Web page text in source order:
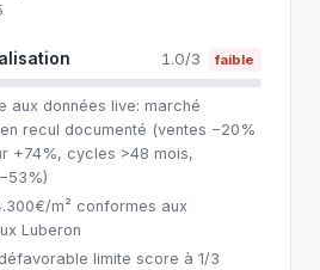
1.0/3 faible
aux données live: marché
recul documenté (ventes −20%
+74%, cycles >48 mois,
m² conformes aux
Luberon
limite score à 1/3